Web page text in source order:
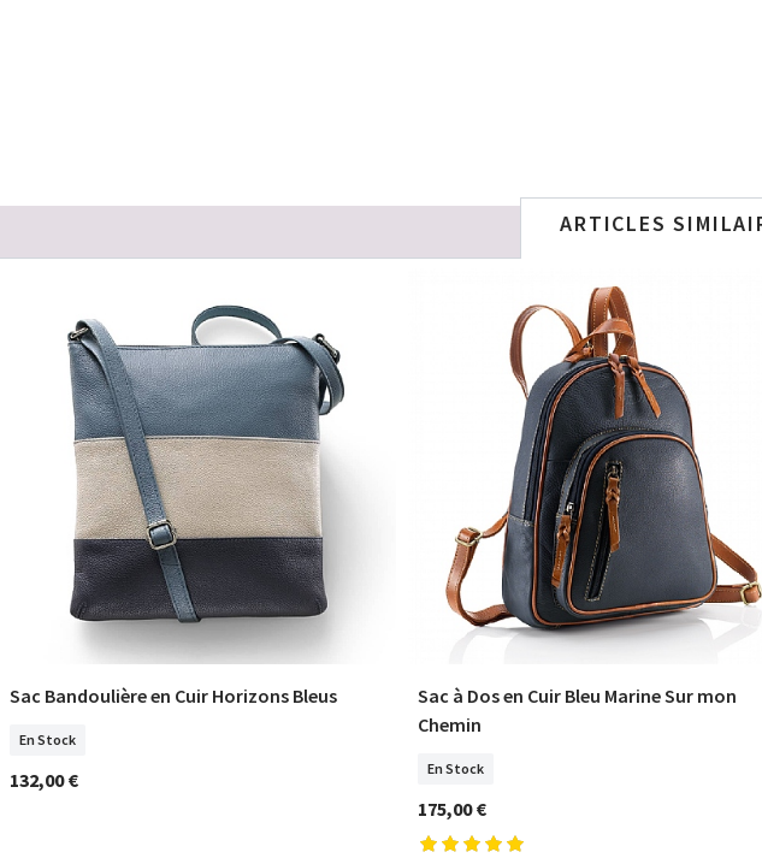
ARTICLES
COMMANDER
Sac Bandoulière en Cuir Horizons Bleus
En Stock
132,00 €
COMMANDER
Sac à Dos en Cuir Bleu Marine Sur mon
Chemin
En Stock
175,00 €